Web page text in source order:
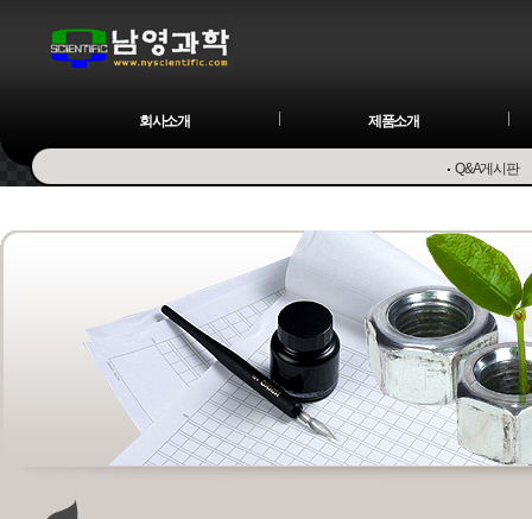
회사소개 제품소개
Q&A게시판